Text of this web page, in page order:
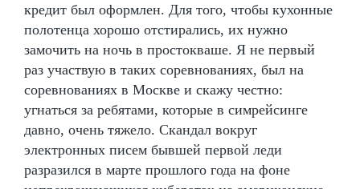
кредит был оформлен. Для того, чтобы кухонные
полотенца хорошо отстирались, их нужно
замочить на ночь в простокваше. Я не первый
раз участвую в таких соревнованиях, был на
соревнованиях в Москве и скажу честно:
угнаться за ребятами, которые в симрейсинге
давно, очень тяжело. Скандал вокруг
электронных писем бывшей первой леди
разразился в марте прошлого года на фоне